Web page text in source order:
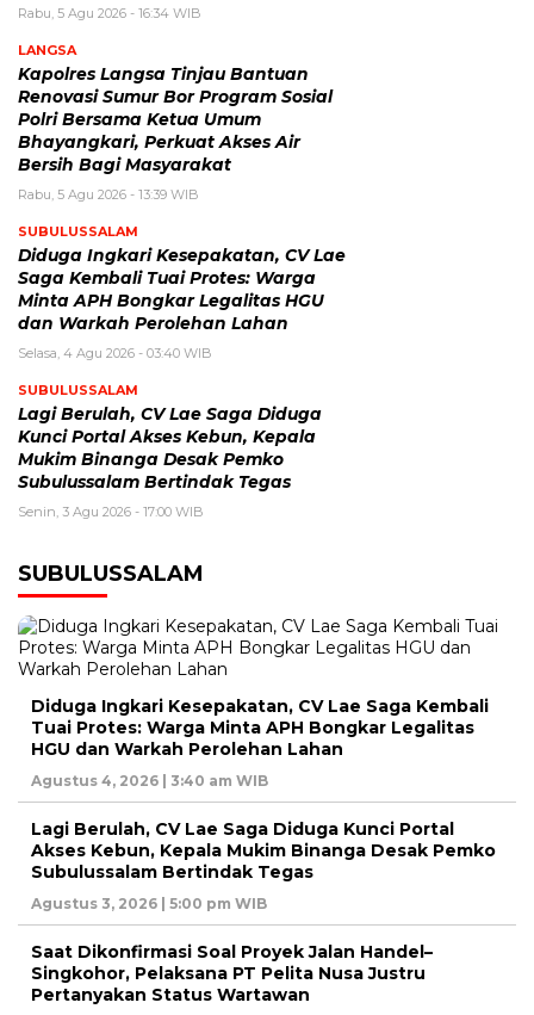
Rabu, 5 Agu 2026 - 16:34 WIB
LANGSA
Kapolres Langsa Tinjau Bantuan
Renovasi Sumur Bor Program Sosial
Polri Bersama Ketua Umum
Bhayangkari, Perkuat Akses Air
Bersih Bagi Masyarakat
Rabu, 5 Agu 2026 - 13:39 WIB
SUBULUSSALAM
Diduga Ingkari Kesepakatan, CV Lae
Saga Kembali Tuai Protes: Warga
Minta APH Bongkar Legalitas HGU
dan Warkah Perolehan Lahan
Selasa, 4 Agu 2026 - 03:40 WIB
SUBULUSSALAM
Lagi Berulah, CV Lae Saga Diduga
Kunci Portal Akses Kebun, Kepala
Mukim Binanga Desak Pemko
Subulussalam Bertindak Tegas
Senin, 3 Agu 2026 - 17:00 WIB
SUBULUSSALAM
Diduga Ingkari Kesepakatan, CV Lae Saga Kembali
Tuai Protes: Warga Minta APH Bongkar Legalitas
HGU dan Warkah Perolehan Lahan
Agustus 4, 2026 | 3:40 am WIB
Lagi Berulah, CV Lae Saga Diduga Kunci Portal
Akses Kebun, Kepala Mukim Binanga Desak Pemko
Subulussalam Bertindak Tegas
Agustus 3, 2026 | 5:00 pm WIB
Saat Dikonfirmasi Soal Proyek Jalan Handel–
Singkohor, Pelaksana PT Pelita Nusa Justru
Pertanyakan Status Wartawan